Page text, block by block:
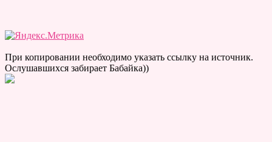
При копировании необходимо указать ссылку на источник.
Ослушавшихся забирает Бабайка))